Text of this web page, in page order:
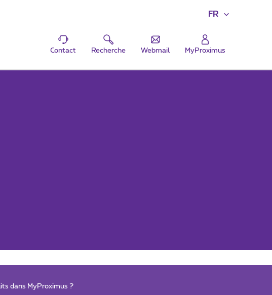
FR
Contact Recherche Webmail MyProximus
dans MyProximus ?